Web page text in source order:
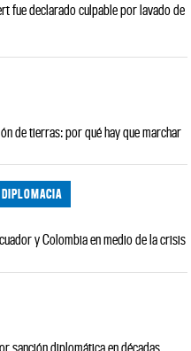
fue declarado culpable por lavado de
de tierras: por qué hay que marchar
y Colombia en medio de la crisis
sanción diplomática en décadas